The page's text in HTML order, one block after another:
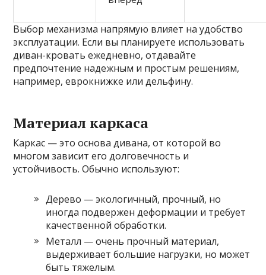
Выбор механизма напрямую влияет на удобство
эксплуатации. Если вы планируете использовать
диван-кровать ежедневно, отдавайте
предпочтение надежным и простым решениям,
например, еврокнижке или дельфину.
Материал каркаса
Каркас — это основа дивана, от которой во
многом зависит его долговечность и
устойчивость. Обычно используют:
Дерево — экологичный, прочный, но
иногда подвержен деформации и требует
качественной обработки.
Металл — очень прочный материал,
выдерживает большие нагрузки, но может
быть тяжелым.